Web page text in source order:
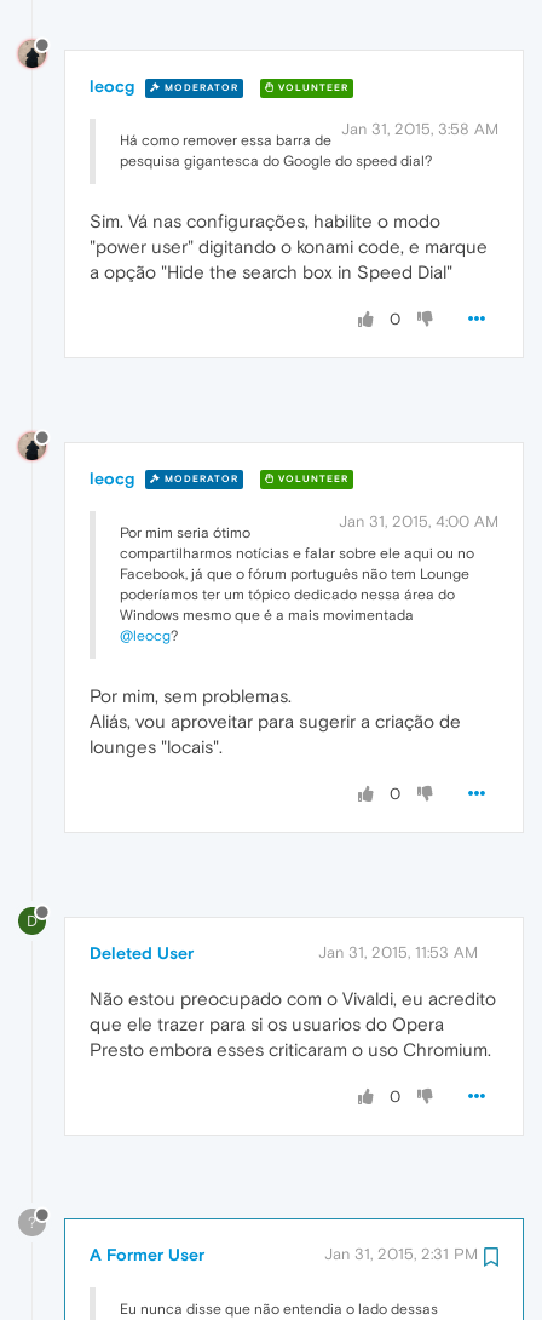
leocg MODERATOR VOLUNTEER
Jan 31, 2015, 3:58 AM
Há como remover essa barra de
pesquisa gigantesca do Google do speed dial?
Sim. Vá nas configurações, habilite o modo
"power user" digitando o konami code, e marque
a opção "Hide the search box in Speed Dial"
0
leocg MODERATOR VOLUNTEER
Jan 31, 2015, 4:00 AM
Por mim seria ótimo
compartilharmos notícias e falar sobre ele aqui ou no
Facebook, já que o fórum português não tem Lounge
poderíamos ter um tópico dedicado nessa área do
Windows mesmo que é a mais movimentada
@leocg?
Por mim, sem problemas.
Aliás, vou aproveitar para sugerir a criação de
lounges "locais".
0
D
Deleted User Jan 31, 2015, 11:53 AM
Não estou preocupado com o Vivaldi, eu acredito
que ele trazer para si os usuarios do Opera
Presto embora esses criticaram o uso Chromium.
0
?
A Former User Jan 31, 2015, 2:31 PM
Eu nunca disse que não entendia o lado dessas